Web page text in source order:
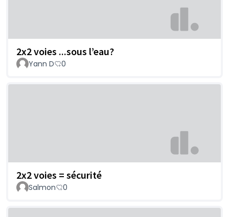
2x2 voies ...sous l’eau?
Yann D 0
2x2 voies = sécurité
Salmon 0